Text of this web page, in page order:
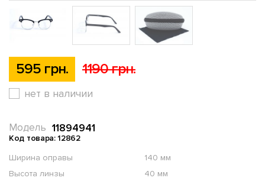
595 грн. 1190 грн.
нет в наличии
11894941
Модель
Код товара: 12862
Ширина оправы
140 мм
Высота линзы
40 мм